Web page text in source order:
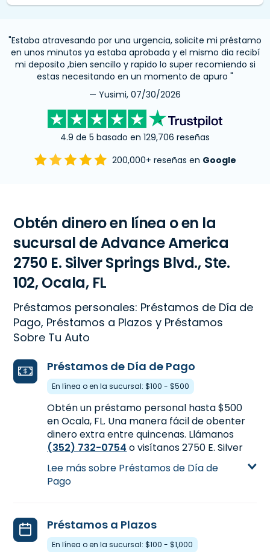
"Estaba atravesando por una urgencia, solicite mi préstamo
en unos minutos ya estaba aprobada y el mismo dia recibí
mi deposito ,bien sencillo y rapido lo super recomiendo si
estas necesitando en un momento de apuro "
— Yusimi, 07/30/2026
4.9 de 5 basado en 129,706 reseñas
200,000+ reseñas en Google
Obtén dinero en línea o en la
sucursal de Advance America
2750 E. Silver Springs Blvd., Ste.
102, Ocala, FL
Préstamos personales: Préstamos de Día de
Pago, Préstamos a Plazos y Préstamos
Sobre Tu Auto
Préstamos de Día de Pago
En línea o en la sucursal: $100 - $500
Obtén un préstamo personal hasta $500
en Ocala, FL. Una manera fácil de obenter
dinero extra entre quincenas. Llámanos
(352) 732-0754 o visítanos 2750 E. Silver
Springs Blvd., Ste. 102 en Ocala, FL para más
información.
Lee más sobre Préstamos de Día de
Pago
Préstamos a Plazos
En línea o en la sucursal: $100 - $1,000